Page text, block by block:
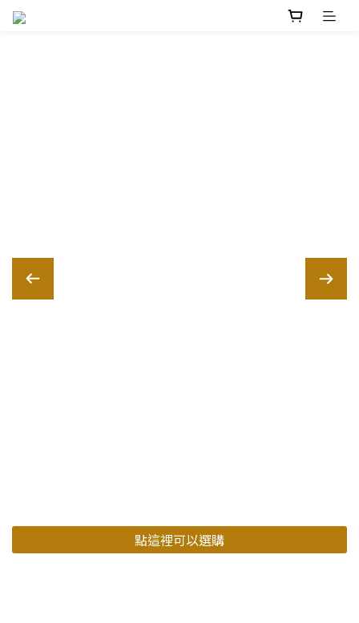
點這裡可以選購